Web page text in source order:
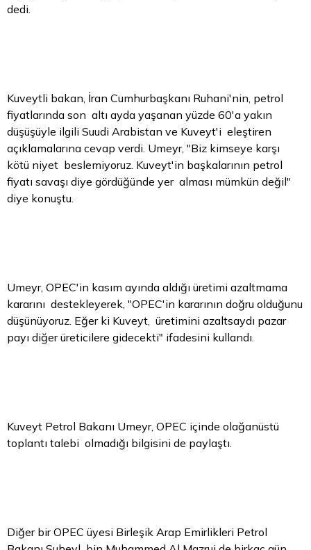
dedi.
Kuveytli bakan, İran Cumhurbaşkanı Ruhani'nin, petrol
fiyatlarında son altı ayda yaşanan yüzde 60'a yakın
düşüşüyle ilgili Suudi Arabistan ve Kuveyt'i eleştiren
açıklamalarına cevap verdi. Umeyr, "Biz kimseye karşı
kötü niyet beslemiyoruz. Kuveyt'in başkalarının petrol
fiyatı savaşı diye gördüğünde yer alması mümkün değil"
diye konuştu.
Umeyr, OPEC'in kasım ayında aldığı üretimi azaltmama
kararını destekleyerek, "OPEC'in kararının doğru olduğunu
düşünüyoruz. Eğer ki Kuveyt, üretimini azaltsaydı pazar
payı diğer üreticilere gidecekti" ifadesini kullandı.
Kuveyt Petrol Bakanı Umeyr, OPEC içinde olağanüstü
toplantı talebi olmadığı bilgisini de paylaştı.
Diğer bir OPEC üyesi Birleşik Arap Emirlikleri Petrol